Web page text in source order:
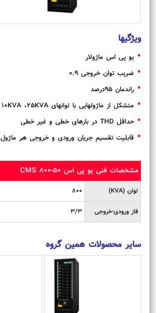
ویژگیها
یو پی اس ماژولار
ضریب توان خروجی 0.9
راندمان 95درصد
متشکل از ماژولهایی با توانهای 10KVA ،25KVA و 50KVA
حداقل THD در بارهای خطی و غیر خطی
قابلیت تقسیم جریان ورودی و خروجی هر ماژول
مشخصات فنی یو پی اس CMS 800-50
توان (KVA) 800
فاز ورودی-خروجی 3/3
سایر محصولات همین گروه